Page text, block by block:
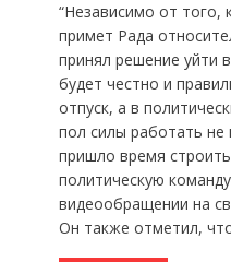
“Независимо от того,
примет Рада
принял решение уйти
будет честно и
отпуск, а в
пол силы работать не
пришло время
политическую
видеообращении на
Он также отметил,